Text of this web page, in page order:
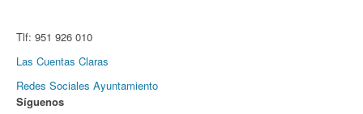
Tlf: 951 926 010
Las Cuentas Claras
Redes Sociales Ayuntamiento
Síguenos